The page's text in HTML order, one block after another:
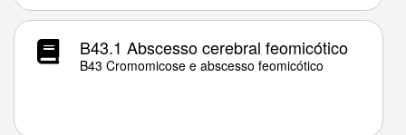
B43.1 Abscesso cerebral feomicótico
B43 Cromomicose e abscesso feomicótico